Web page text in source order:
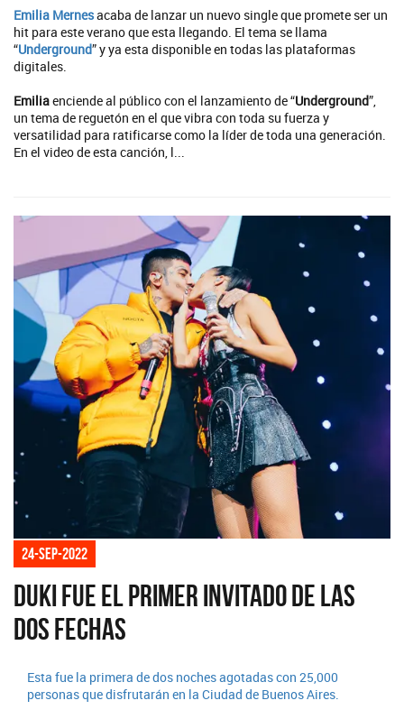
Emilia Mernesacaba de lanzar un nuevo single que promete ser un
hit para este verano que esta llegando. El tema se llama
“Underground” y ya esta disponible en todas las plataformas
digitales.
Emiliaenciende al público con el lanzamiento de “Underground”,
un tema de reguetón en el que vibra con toda su fuerza y
versatilidad para ratificarse como la líder de toda una generación.
En el video de esta canción, l...
24-sep-2022
Duki fue el primer invitado de las
dos fechas
Esta fue la primera de dos noches agotadas con 25,000
personas que disfrutarán en la Ciudad de Buenos Aires.